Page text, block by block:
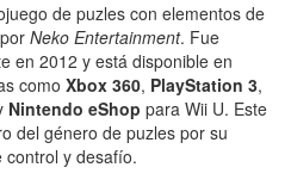
de puzles con elementos de
Neko Entertainment. Fue
en 2012 y está disponible en
como Xbox 360, PlayStation 3,
Nintendo eShop para Wii U. Este
del género de puzles por su
control y desafío.